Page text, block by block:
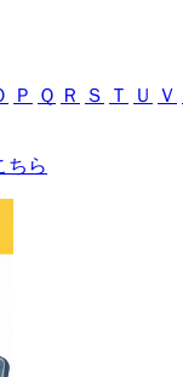
Ｐ Ｑ Ｒ Ｓ Ｔ Ｕ Ｖ
ちら